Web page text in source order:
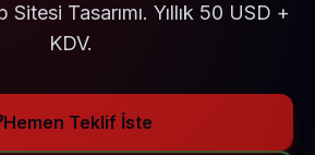
Sitesi Tasarımı. Yıllık 50 USD +
KDV.
Hemen Teklif İste